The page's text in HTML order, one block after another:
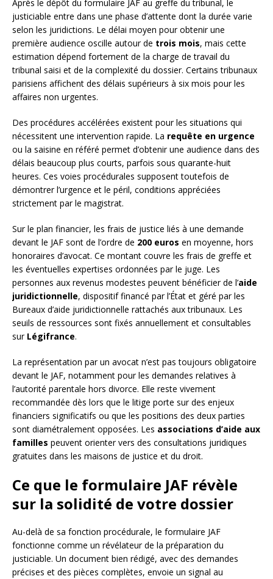
Après le dépôt du formulaire JAF au greffe du tribunal, le
justiciable entre dans une phase d’attente dont la durée varie
selon les juridictions. Le délai moyen pour obtenir une
première audience oscille autour de trois mois, mais cette
estimation dépend fortement de la charge de travail du
tribunal saisi et de la complexité du dossier. Certains tribunaux
parisiens affichent des délais supérieurs à six mois pour les
affaires non urgentes.
Des procédures accélérées existent pour les situations qui
nécessitent une intervention rapide. La requête en urgence
ou la saisine en référé permet d’obtenir une audience dans des
délais beaucoup plus courts, parfois sous quarante-huit
heures. Ces voies procédurales supposent toutefois de
démontrer l’urgence et le péril, conditions appréciées
strictement par le magistrat.
Sur le plan financier, les frais de justice liés à une demande
devant le JAF sont de l’ordre de 200 euros en moyenne, hors
honoraires d’avocat. Ce montant couvre les frais de greffe et
les éventuelles expertises ordonnées par le juge. Les
personnes aux revenus modestes peuvent bénéficier de l’aide
juridictionnelle, dispositif financé par l’État et géré par les
Bureaux d’aide juridictionnelle rattachés aux tribunaux. Les
seuils de ressources sont fixés annuellement et consultables
sur Légifrance.
La représentation par un avocat n’est pas toujours obligatoire
devant le JAF, notamment pour les demandes relatives à
l’autorité parentale hors divorce. Elle reste vivement
recommandée dès lors que le litige porte sur des enjeux
financiers significatifs ou que les positions des deux parties
sont diamétralement opposées. Les associations d’aide aux
familles peuvent orienter vers des consultations juridiques
gratuites dans les maisons de justice et du droit.
Ce que le formulaire JAF révèle
sur la solidité de votre dossier
Au-delà de sa fonction procédurale, le formulaire JAF
fonctionne comme un révélateur de la préparation du
justiciable. Un document bien rédigé, avec des demandes
précises et des pièces complètes, envoie un signal au